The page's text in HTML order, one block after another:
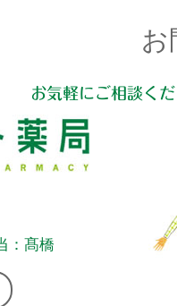
お
お気軽にご相談く
：髙橋